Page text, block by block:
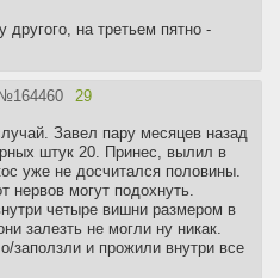
на третьем пятно -
№164460 29
Завел пару месяцев назад
штук 20. Принес, вылил в
уже не досчитался половины.
нервов могут подохнуть.
четыре вишни размером в
залезть не могли ну никак.
заползли и прожили внутри все